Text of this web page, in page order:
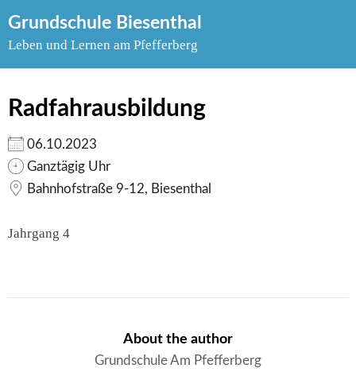
to
Grundschule Biesenthal
Leben und Lernen am Pfefferberg
Radfahrausbildung
06.10.2023
Ganztägig Uhr
Bahnhofstraße 9-12, Biesenthal
Jahrgang 4
About the author
Grundschule Am Pfefferberg